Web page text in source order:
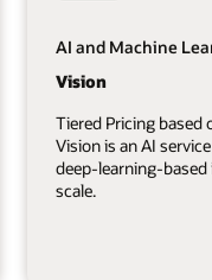
AI and Machine
Vision
Tiered Pricing based
Vision is an AI
deep-learning-based
scale.